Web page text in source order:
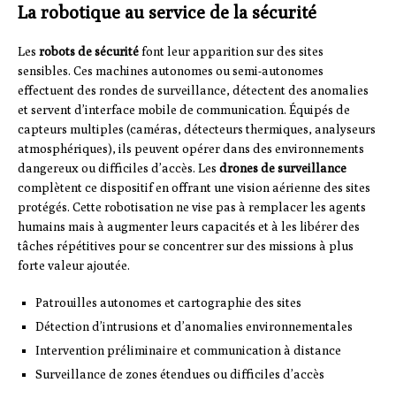
La robotique au service de la sécurité
Les robots de sécuritéfont leur apparition sur des sites
sensibles. Ces machines autonomes ou semi-autonomes
effectuent des rondes de surveillance, détectent des anomalies
et servent d’interface mobile de communication. Équipés de
capteurs multiples (caméras, détecteurs thermiques, analyseurs
atmosphériques), ils peuvent opérer dans des environnements
dangereux ou difficiles d’accès. Les drones de surveillance
complètent ce dispositif en offrant une vision aérienne des sites
protégés. Cette robotisation ne vise pas à remplacer les agents
humains mais à augmenter leurs capacités et à les libérer des
tâches répétitives pour se concentrer sur des missions à plus
forte valeur ajoutée.
Patrouilles autonomes et cartographie des sites
Détection d’intrusions et d’anomalies environnementales
Intervention préliminaire et communication à distance
Surveillance de zones étendues ou difficiles d’accès